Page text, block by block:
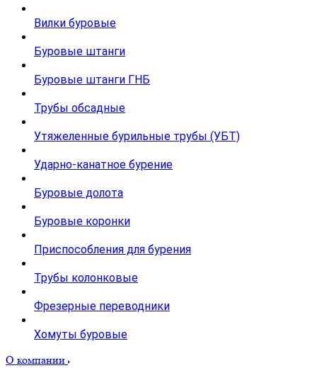
Вилки буровые
Буровые штанги
Буровые штанги ГНБ
Трубы обсадные
Утяжеленные бурильные трубы (УБТ)
Ударно-канатное бурение
Буровые долота
Буровые коронки
Приспособления для бурения
Трубы колонковые
Фрезерные переводники
Хомуты буровые
О компании